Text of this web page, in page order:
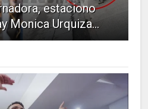
estaciono
Monica Urquiza...